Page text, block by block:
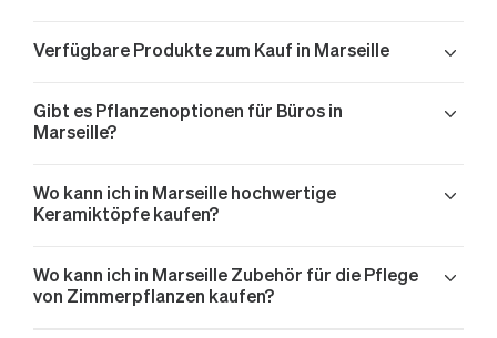
Verfügbare Produkte zum Kauf in Marseille
Glücksfeder-Lieferung in Marseille
Kaskadierende Pothos-Lieferung in Marseille
Kaskadierende Pothos-Lieferung in Marseille
Gummibaum Abidjan-Lieferung in Marseille
Gibt es Pflanzenoptionen für Büros in
Marseille?
Wo kann ich in Marseille hochwertige
Keramiktöpfe kaufen?
Wo kann ich in Marseille Zubehör für die Pflege
von Zimmerpflanzen kaufen?